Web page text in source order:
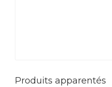
Produits apparentés